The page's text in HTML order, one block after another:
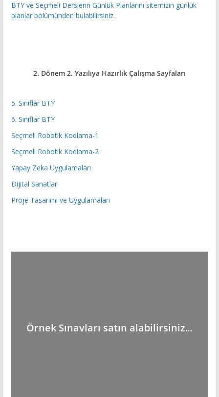
BTY ve Seçmeli Derslerin Günlük Planlarını sitemizin günlük
planlar bölümünden bulabilirsiniz.
2. Dönem 2. Yazılıya Hazırlık Çalışma Sayfaları
5. Sınıflar BTY
6. Sınıflar BTY
Seçmeli Robotik Kodlama-1
Seçmeli Robotik Kodlama-2
Yapay Zeka Uygulamaları
Dijital Sanatlar
Proje Tasarımı ve Uygulamaları
Örnek Sınavları satın alabilirsiniz...